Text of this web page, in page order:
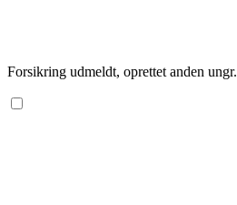
Forsikring udmeldt, oprettet anden ungr.